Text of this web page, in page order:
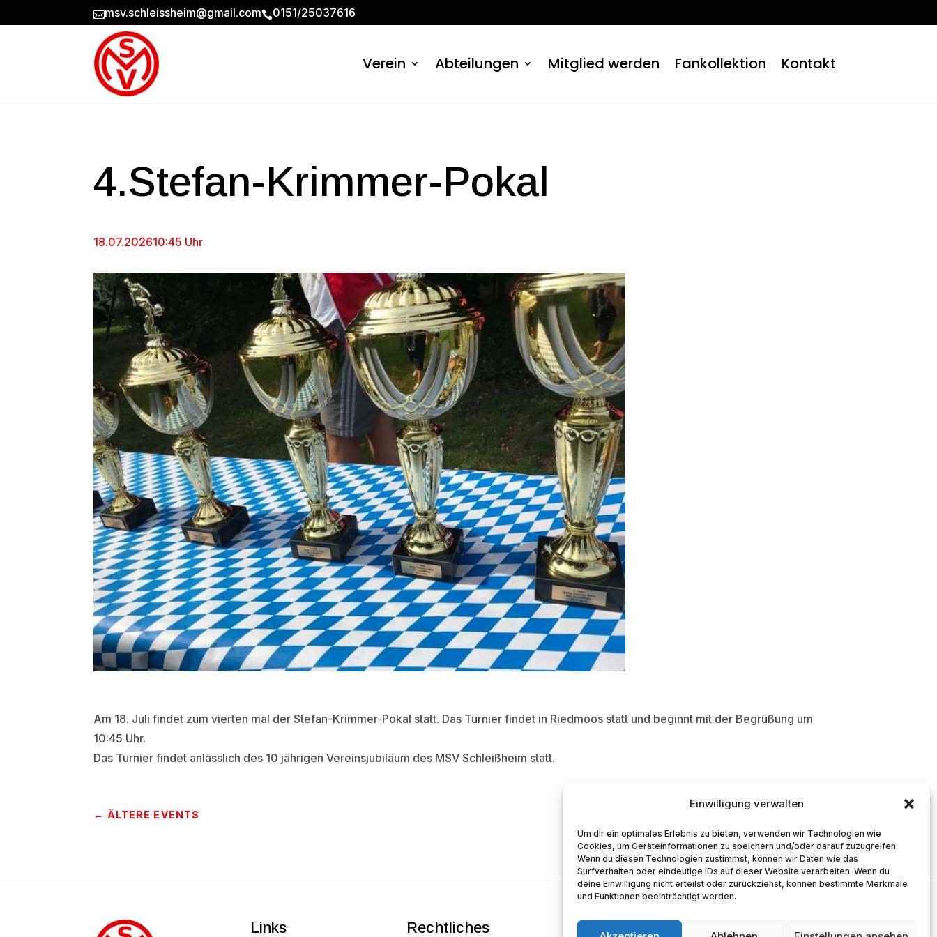
Einwilligung verwalten
Um dir ein optimales Erlebnis zu bieten, verwenden wir Technologien wie
Cookies, um Geräteinformationen zu speichern und/oder darauf zuzugreifen.
Wenn du diesen Technologien zustimmst, können wir Daten wie das
Surfverhalten oder eindeutige IDs auf dieser Website verarbeiten. Wenn du
deine Einwilligung nicht erteilst oder zurückziehst, können bestimmte Merkmale
und Funktionen beeinträchtigt werden.
msv.schleissheim@gmail.com0151/25037616
Verein Abteilungen Mitglied werden Fankollektion Kontakt
4.Stefan-Krimmer-Pokal
18.07.202610:45 Uhr
Am 18. Juli findet zum vierten mal der Stefan-Krimmer-Pokal statt. Das Turnier findet in Riedmoos statt und beginnt mit der Begrüßung um
10:45 Uhr.
Das Turnier findet anlässlich des 10 jährigen Vereinsjubiläum des MSV Schleißheim statt.
← ÄLTERE EVENTS
Links Rechtliches Kontakt